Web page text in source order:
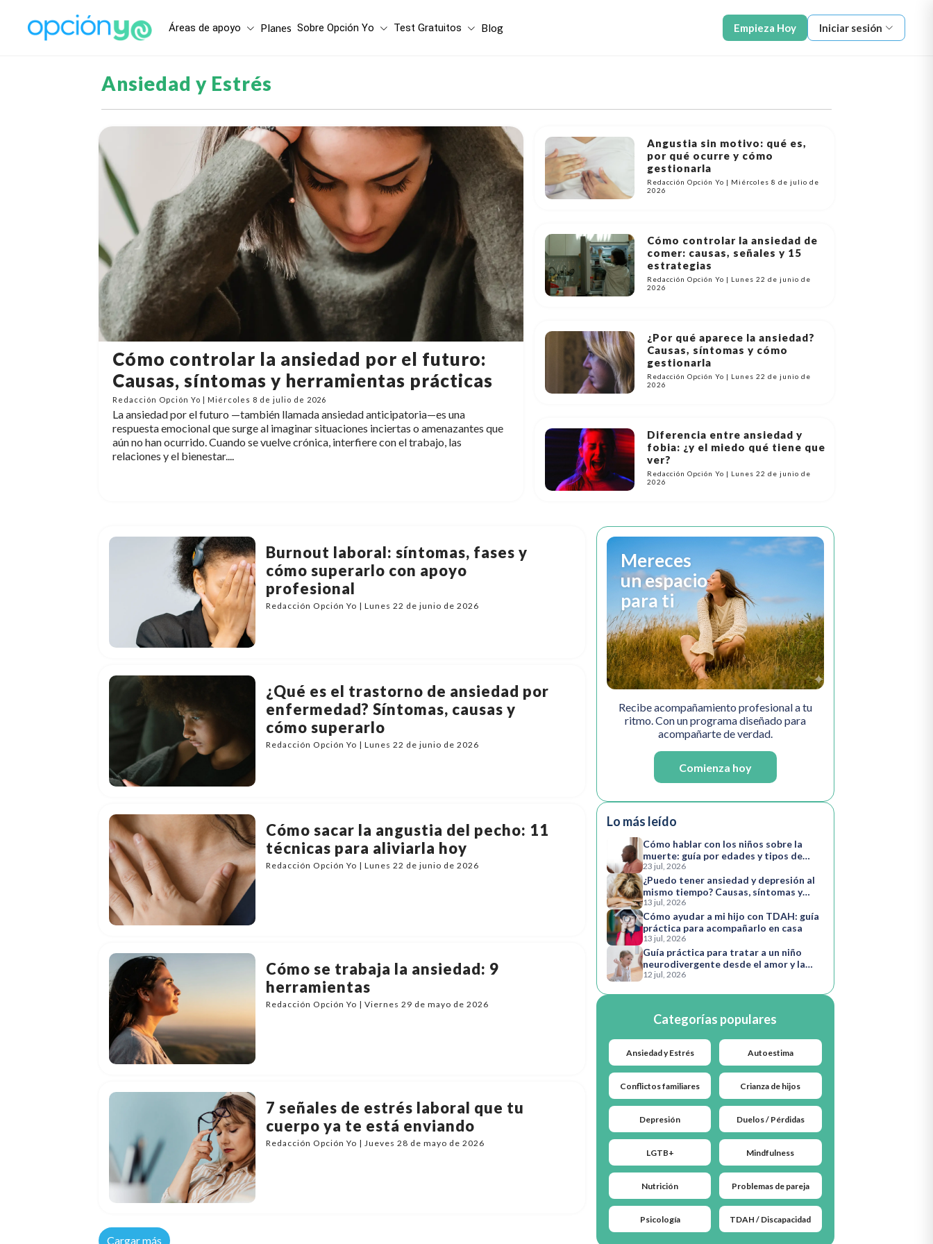
Áreas de apoyo Planes Sobre Opción Yo Test Gratuitos Blog Empieza Hoy Iniciar sesión
Ansiedad y Estrés
Cómo controlar la ansiedad por el futuro:
Causas, síntomas y herramientas prácticas
Redacción Opción Yo | Miércoles 8 de julio de 2026
La ansiedad por el futuro —también llamada ansiedad anticipatoria—es una
respuesta emocional que surge al imaginar situaciones inciertas o amenazantes que
aún no han ocurrido. Cuando se vuelve crónica, interfiere con el trabajo, las
relaciones y el bienestar....
Angustia sin motivo: qué es,
por qué ocurre y cómo
gestionarla
Redacción Opción Yo | Miércoles 8 de julio de
2026
Cómo controlar la ansiedad de
comer: causas, señales y 15
estrategias
Redacción Opción Yo | Lunes 22 de junio de
2026
¿Por qué aparece la ansiedad?
Causas, síntomas y cómo
gestionarla
Redacción Opción Yo | Lunes 22 de junio de
2026
Diferencia entre ansiedad y
fobia: ¿y el miedo qué tiene que
ver?
Redacción Opción Yo | Lunes 22 de junio de
2026
Burnout laboral: síntomas, fases y
cómo superarlo con apoyo
profesional
Redacción Opción Yo | Lunes 22 de junio de 2026
¿Qué es el trastorno de ansiedad por
enfermedad? Síntomas, causas y
cómo superarlo
Redacción Opción Yo | Lunes 22 de junio de 2026
Cómo sacar la angustia del pecho: 11
técnicas para aliviarla hoy
Redacción Opción Yo | Lunes 22 de junio de 2026
Cómo se trabaja la ansiedad: 9
herramientas
Redacción Opción Yo | Viernes 29 de mayo de 2026
7 señales de estrés laboral que tu
cuerpo ya te está enviando
Redacción Opción Yo | Jueves 28 de mayo de 2026
Cargar más
Mereces
un espacio
para ti
Recibe acompañamiento profesional a tu
ritmo. Con un programa diseñado para
acompañarte de verdad.
Comienza hoy
Lo más leído
Cómo hablar con los niños sobre la
muerte: guía por edades y tipos de
pérdida
23 jul, 2026
¿Puedo tener ansiedad y depresión al
mismo tiempo? Causas, síntomas y
cómo avanzar
13 jul, 2026
Cómo ayudar a mi hijo con TDAH: guía
práctica para acompañarlo en casa
13 jul, 2026
Guía práctica para tratar a un niño
neurodivergente desde el amor y la
comprensión
12 jul, 2026
Categorías populares
Ansiedad y Estrés Autoestima
Conflictos familiares Crianza de hijos
Depresión Duelos / Pérdidas
LGTB+ Mindfulness
Nutrición Problemas de pareja
Psicología TDAH / Discapacidad